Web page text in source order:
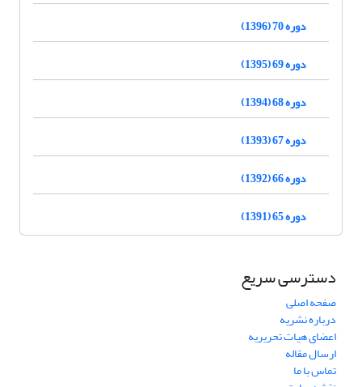
دوره 70 (1396)
دوره 69 (1395)
دوره 68 (1394)
دوره 67 (1393)
دوره 66 (1392)
دوره 65 (1391)
دسترسی سریع
صفحه اصلی
درباره نشریه
اعضای هیات تحریریه
ارسال مقاله
تماس با ما